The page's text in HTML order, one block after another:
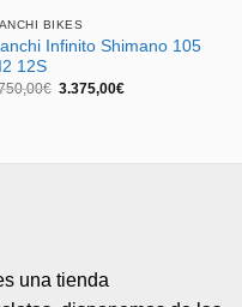
BIKES
Infinito Shimano 105
12S
€ El
3.375,00€El
una tienda